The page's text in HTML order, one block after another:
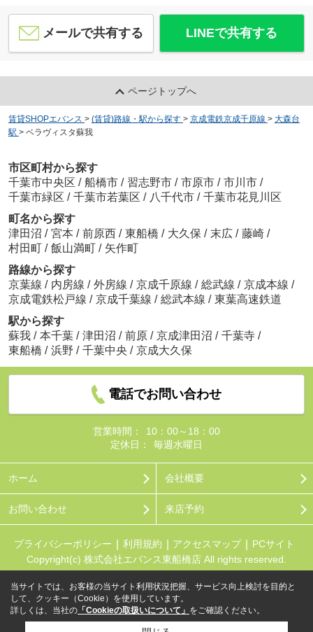
メールで共有する LINEで共有する
ページトップへ
賃貸SHOPエバンス > (賃貸)路線・駅から探す > 京成電鉄京成千原線 > 大森台
駅 > ベラヴィスタ蘇我
市区町村から探す
千葉市中央区 / 船橋市 / 習志野市 / 市原市 / 市川市 /
千葉市緑区 / 千葉市若葉区 / 八千代市 / 千葉市花見川区
町名から探す
津田沼 / 宮本 / 前原西 / 東船橋 / 大久保 / 末広 / 藤崎 /
村田町 / 飯山満町 / 矢作町
路線から探す
京葉線 / 内房線 / 外房線 / 京成千原線 / 総武線 / 京成本線 /
京成電鉄松戸線 / 京成千葉線 / 総武本線 / 東葉高速鉄道
駅から探す
蘇我 / 本千葉 / 津田沼 / 前原 / 京成津田沼 / 千葉寺 /
東船橋 / 浜野 / 千葉中央 / 京成大久保
電話でお問い合わせ
営業時間：
10：00～18：00
定休日：
毎週水曜日
ホーム 会社概要
お問い合わせ 来店予約
プライバシーポリシー 利用規約 アクセスマップ
PCサイト
Copyright(c) 株式会社エバンス東船橋店 All rights reserved.
当サイトでは、お客様の当サイト利用状況把握、サービス向上検討を目的と
して、クッキー（Cookie）を使用しています。
詳しくは、当社の 「Cookieの取扱いについて」 をご確認ください。